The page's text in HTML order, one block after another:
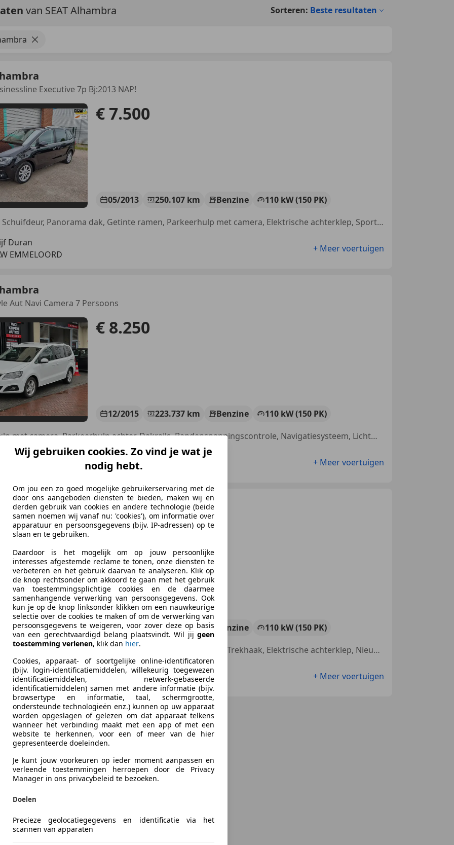
van SEAT Alhambra Sorteren: Beste resultaten
Executive 7p Bj:2013 NAP!
€ 7.500
05/2013 250.107 km Benzine
110 kW (150 PK)
Trekhaak, Schuifdeur, Panorama dak, Getinte ramen, Parkeerhulp met camera, Elektrische achterklep, Sportonderstel, Bandenspanningscontrole
Duran
EMMELOORD
+ Meer voertuigen
Aut Navi Camera 7 Persoons
€ 8.250
12/2015 223.737 km Benzine
110 kW (150 PK)
Parkeerhulp met camera, Parkeerhulp achter, Dakrails, Bandenspanningscontrole, Navigatiesysteem, Lichtmetalen velgen, Parkeerhulp voor, Centrale deurvergrendeling met afstandsbediening
Den Haag
2521 RL DEN HAAG
+ Meer voertuigen
DEUREN 7 ZITS CAMERA PANO NAP
06/2015 156.483 km Benzine
110 kW (150 PK)
Schuifdeur, Panorama dak, Getinte ramen, Parkeerhulp met camera, Trekhaak, Elektrische achterklep, Nieuwe APK, Dakrails
Store Tilburg
5015 AS TILBURG
+ Meer voertuigen
Wij gebruiken cookies. Zo vind je wat je
nodig hebt.
Om jou een zo goed mogelijke gebruikerservaring met de
door ons aangeboden diensten te bieden, maken wij en
derden gebruik van cookies en andere technologie (beide
samen noemen wij vanaf nu: 'cookies'), om informatie over
apparatuur en persoonsgegevens (bijv. IP-adressen) op te
slaan en te gebruiken.
Daardoor is het mogelijk om op jouw persoonlijke
interesses afgestemde reclame te tonen, onze diensten te
verbeteren en het gebruik daarvan te analyseren. Klik op
de knop rechtsonder om akkoord te gaan met het gebruik
van toestemmingsplichtige cookies en de daarmee
samenhangende verwerking van persoonsgegevens. Ook
kun je op de knop linksonder klikken om een nauwkeurige
selectie over de cookies te maken of om de verwerking van
persoonsgegevens te weigeren, voor zover deze op basis
van een gerechtvaardigd belang plaatsvindt. Wil jij geen
toestemming verlenen, klik dan hier.
Cookies, apparaat- of soortgelijke online-identificatoren
(bijv. login-identificatiemiddelen, willekeurig toegewezen
identificatiemiddelen, netwerk-gebaseerde
identificatiemiddelen) samen met andere informatie (bijv.
browsertype en informatie, taal, schermgrootte,
ondersteunde technologieën enz.) kunnen op uw apparaat
worden opgeslagen of gelezen om dat apparaat telkens
wanneer het verbinding maakt met een app of met een
website te herkennen, voor een of meer van de hier
gepresenteerde doeleinden.
Je kunt jouw voorkeuren op ieder moment aanpassen en
verleende toestemmingen herroepen door de Privacy
Manager in ons privacybeleid te bezoeken.
Doelen
Precieze geolocatiegegevens en identificatie via het
scannen van apparaten